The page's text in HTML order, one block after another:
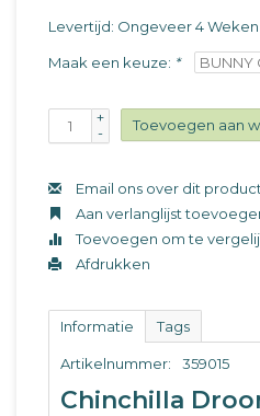
Levertijd: Ongeveer 4 Weken
Maak een keuze: *
+
-
Toevoegen aan
Email ons over dit product
Aan verlanglijst
Toevoegen om te
Afdrukken
Informatie Tags
Artikelnummer: 359015
Chinchilla